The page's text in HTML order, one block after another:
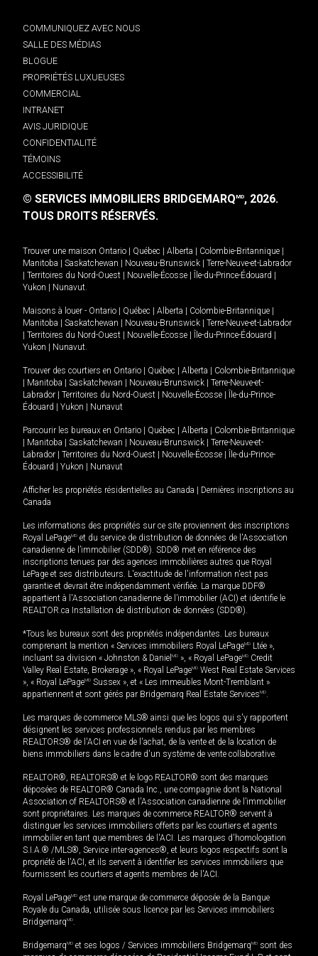
COMMUNIQUEZ AVEC NOUS
SALLE DES MÉDIAS
BLOGUE
PROPRIÉTÉS LUXUEUSES
COMMERCIAL
INTRANET
AVIS JURIDIQUE
CONFIDENTIALITÉ
TÉMOINS
ACCESSIBILITÉ
© SERVICES IMMOBILIERS BRIDGEMARQMD, 2026.
TOUS DROITS RÉSERVÉS.
Trouver une maison Ontario Québec Alberta Colombie-Britannique
Manitoba
Saskatchewan Nouveau-Brunswick
Terre-Neuve-et-Labrador
Territoires du Nord-Ouest Nouvelle-Écosse Île-du-Prince-Édouard
Yukon
Nunavut.
Maisons à louer - Ontario Québec Alberta Colombie-Britannique
Manitoba
Saskatchewan Nouveau-Brunswick
Terre-Neuve-et-Labrador
Territoires du Nord-Ouest Nouvelle-Écosse Île-du-Prince-Édouard
Yukon
Nunavut.
Trouver des courtiers en Ontario Québec Alberta
Colombie-Britannique
Manitoba Saskatchewan Nouveau-Brunswick
Terre-Neuve-et-
Labrador
Territoires du Nord-Ouest Nouvelle-Écosse
Île-du-Prince-
Édouard
Yukon Nunavut
Parcourir les bureaux en Ontario Québec Alberta
Colombie-Britannique
Manitoba Saskatchewan Nouveau-Brunswick
Terre-Neuve-et-
Labrador
Territoires du Nord-Ouest Nouvelle-Écosse
Île-du-Prince-
Édouard
Yukon Nunavut
Afficher les propriétés résidentielles au Canada
Dernières inscriptions au
Canada
Les informations des propriétés sur ce site proviennent des inscriptions
Royal LePageMD et du service de distribution de données de l'Association
canadienne de l’immobilier (SDD®). SDD® met en référence des
inscriptions tenues par des agences immobilières autres que Royal
LePage et ses distributeurs. L'exactitude de l'information n'est pas
garantie et devrait être indépendamment vérifiée. La marque DDF®
appartient à l'Association canadienne de l’immobilier (ACI) et identifie le
REALTOR.ca Installation de distribution de données (SDD®).
*Tous les bureaux sont des propriétés indépendantes. Les bureaux
comprenant la mention « Services immobiliers Royal LePageMD Ltée »,
incluant sa division « Johnston & Daniel MD », « Royal LePageMD Credit
Valley Real Estate, Brokerage », « Royal LePageMD West Real Estate Services
», « Royal LePageMD Sussex », et « Les immeubles Mont-Tremblant »
appartiennent et sont gérés par Bridgemarq Real Estate ServicesMD.
Les marques de commerce MLS® ainsi que les logos qui s'y rapportent
désignent les services professionnels rendus par les membres
REALTORS® de l'ACI en vue de l'achat, de la vente et de la location de
biens immobiliers dans le cadre d'un système de vente collaborative.
REALTOR®, REALTORS® et le logo REALTOR® sont des marques
déposées de REALTOR® Canada Inc., une compagnie dont la National
Association of REALTORS® et l'Association canadienne de l’immobilier
sont propriétaires. Les marques de commerce REALTOR® servent à
distinguer les services immobiliers offerts par les courtiers et agents
immobilier en tant que membres de l'ACI. Les marques d'homologation
S.I.A.® /MLS®, Service inter-agences®, et leurs logos respectifs sont la
propriété de l'ACI, et ils servent à identifier les services immobiliers que
fournissent les courtiers et agents membres de l'ACI.
Royal LePageMD est une marque de commerce déposée de la Banque
Royale du Canada, utilisée sous licence par les Services immobiliers
BridgemarqMD.
BridgemarqMD et ses logos / Services immobiliers BridgemarqMD sont des